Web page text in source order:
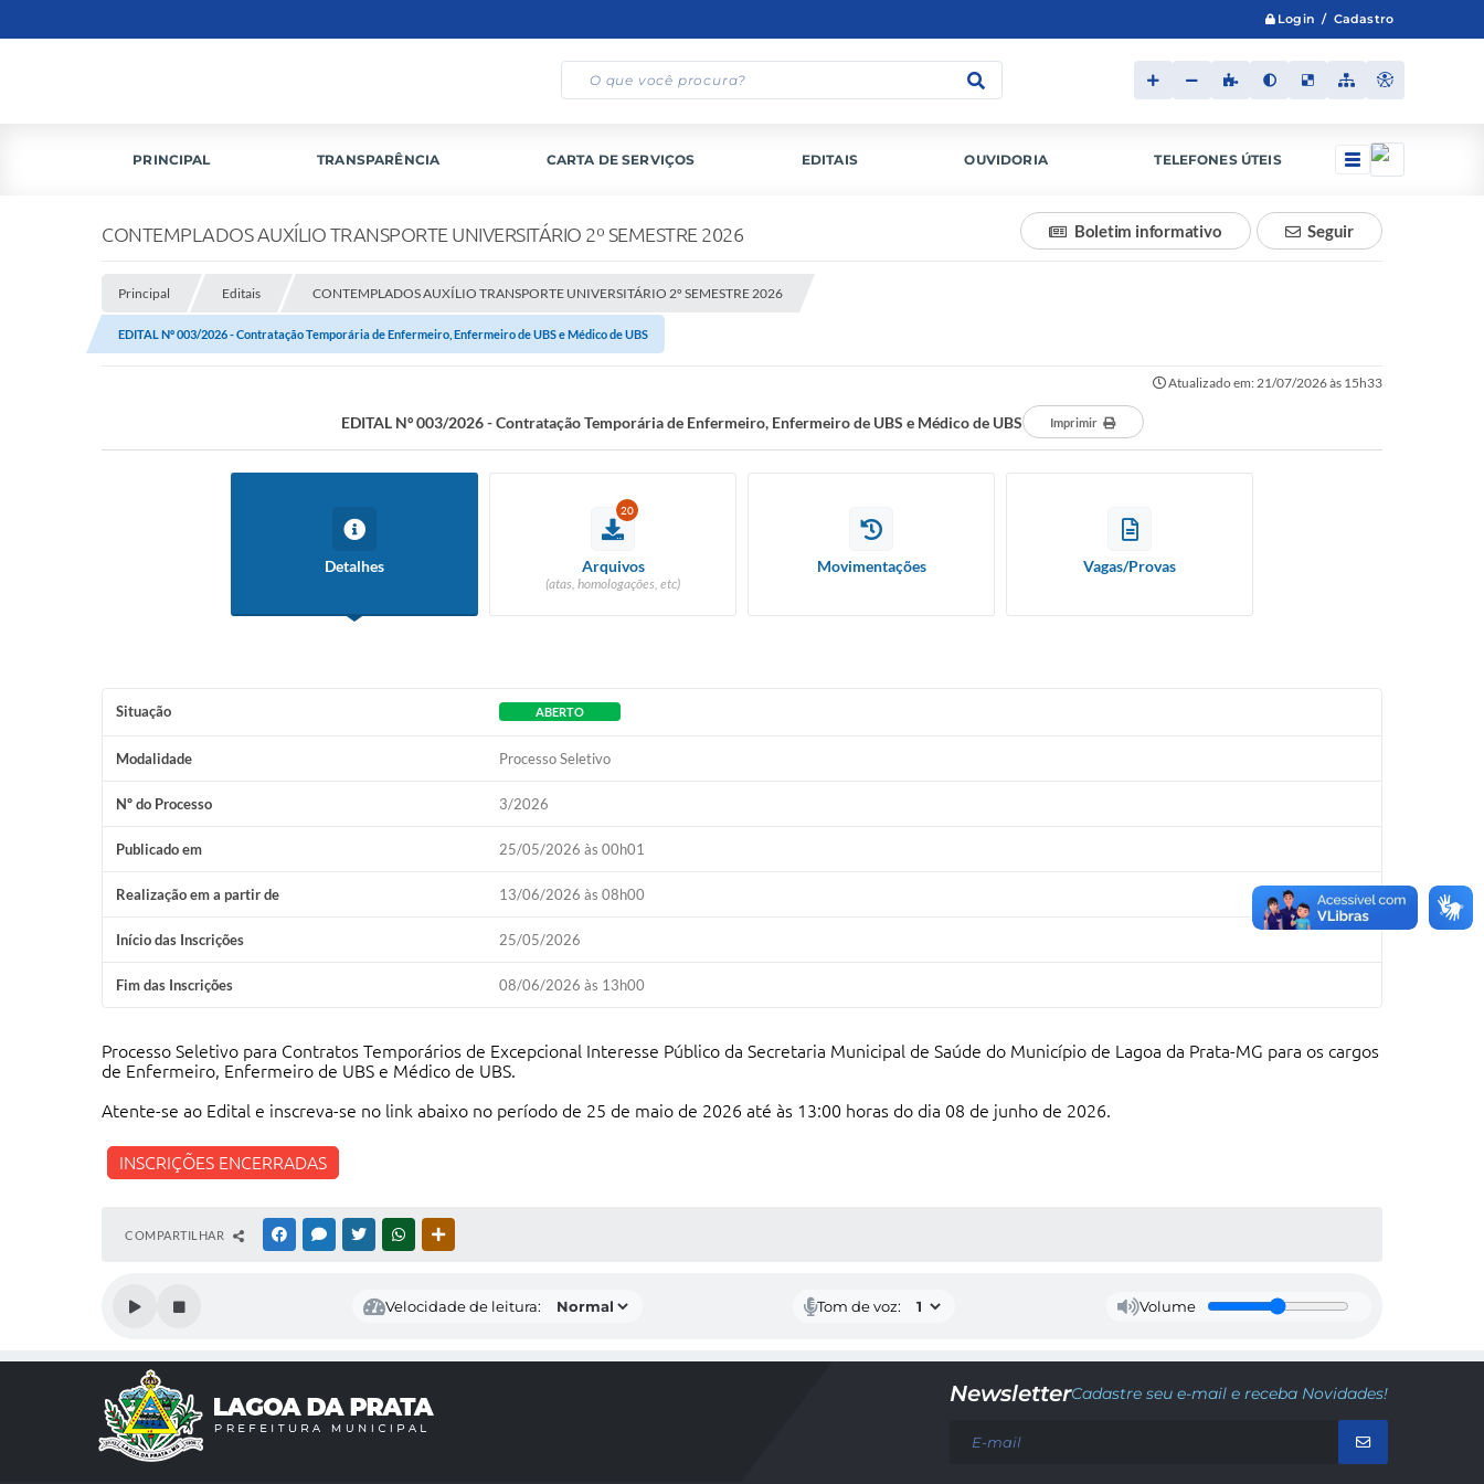
Login / Cadastro
PRINCIPAL TRANSPARÊNCIA CARTA DE SERVIÇOS EDITAIS OUVIDORIA TELEFONES ÚTEIS
CONTEMPLADOS AUXÍLIO TRANSPORTE UNIVERSITÁRIO 2º SEMESTRE 2026 Seguir
Boletim informativo
Principal Editais CONTEMPLADOS AUXÍLIO TRANSPORTE UNIVERSITÁRIO 2º SEMESTRE 2026
EDITAL Nº 003/2026 - Contratação Temporária de Enfermeiro, Enfermeiro de UBS e Médico de UBS
Atualizado em: 21/07/2026 às 15h33
EDITAL Nº 003/2026 - Contratação Temporária de Enfermeiro, Enfermeiro de UBS e Médico de UBS Imprimir
Detalhes
20
Arquivos
(atas, homologações, etc)
Movimentações Vagas/Provas
Situação ABERTO
Modalidade Processo Seletivo
Nº do Processo 3/2026
Publicado em 25/05/2026 às 00h01
Realização em a partir de 13/06/2026 às 08h00
Início das Inscrições 25/05/2026
Fim das Inscrições 08/06/2026 às 13h00
Processo Seletivo para Contratos Temporários de Excepcional Interesse Público da Secretaria Municipal de Saúde do Município de Lagoa da Prata-MG para os cargos
de Enfermeiro, Enfermeiro de UBS e Médico de UBS.
Atente-se ao Edital e inscreva-se no link abaixo no período de 25 de maio de 2026 até às 13:00 horas do dia 08 de junho de 2026.
INSCRIÇÕES ENCERRADAS
COMPARTILHAR FACEBOOKMESSENGER
TWITTERWHATSAPP
Velocidade de leitura: Tom de voz: Volume
NewsletterCadastre seu e-mail e receba Novidades!